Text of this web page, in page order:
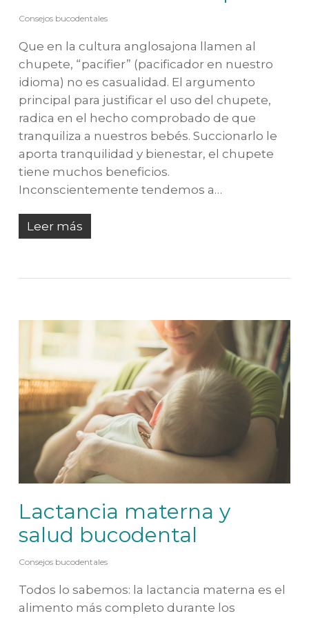
Consejos bucodentales
Que en la cultura anglosajona llamen al
chupete, “pacifier” (pacificador en nuestro
idioma) no es casualidad. El argumento
principal para justificar el uso del chupete,
radica en el hecho comprobado de que
tranquiliza a nuestros bebés. Succionarlo le
aporta tranquilidad y bienestar, el chupete
tiene muchos beneficios.
Inconscientemente tendemos a…
Leer más
Lactancia materna y
salud bucodental
Consejos bucodentales
Todos lo sabemos: la lactancia materna es el
alimento más completo durante los